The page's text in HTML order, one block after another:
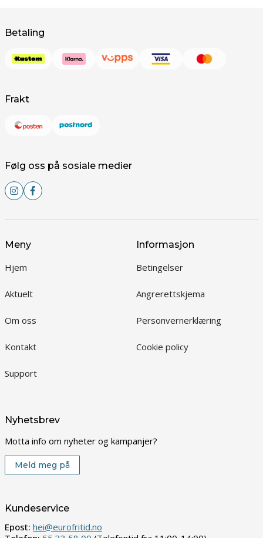
Betaling
Frakt
Følg oss på sosiale medier
Meny
Hjem
Aktuelt
Om oss
Kontakt
Support
Informasjon
Betingelser
Angrerettskjema
Personvernerklæring
Cookie policy
Nyhetsbrev
Motta info om nyheter og kampanjer?
Meld meg på
Kundeservice
Epost: hei@eurofritid.no